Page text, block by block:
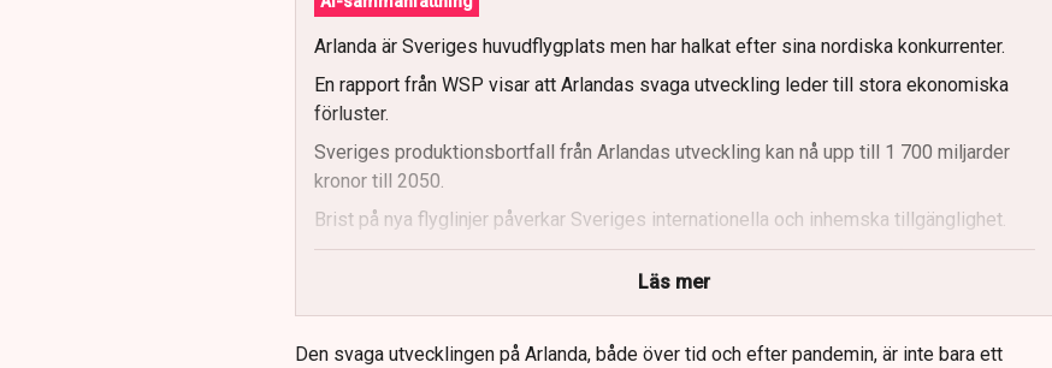
Arlanda är Sveriges huvudflygplats men har halkat efter sina nordiska konkurrenter.
En rapport från WSP visar att Arlandas svaga utveckling leder till stora ekonomiska
förluster.
Sveriges produktionsbortfall från Arlandas utveckling kan nå upp till 1 700 miljarder
kronor till 2050.
Brist på nya flyglinjer påverkar Sveriges internationella och inhemska tillgänglighet.
Läs mer
Den svaga utvecklingen på Arlanda, både över tid och efter pandemin, är inte bara ett